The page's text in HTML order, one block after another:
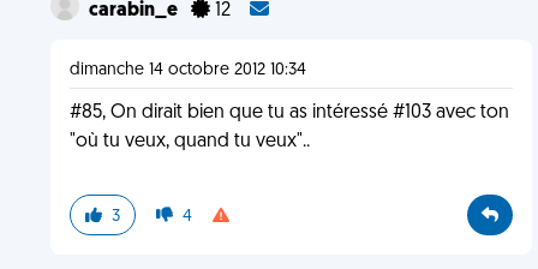
carabin_e 12
dimanche 14 octobre 2012 10:34
#85, On dirait bien que tu as intéressé #103 avec ton
"où tu veux, quand tu veux"..
3 4